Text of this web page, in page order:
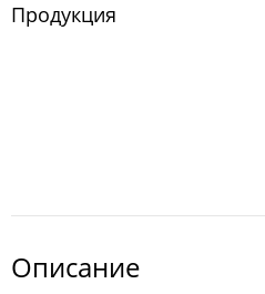
Продукция
Описание